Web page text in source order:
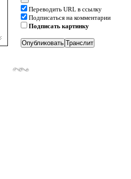
Переводить URL в ссылку
Подписаться на комментарии
Подписать картинку